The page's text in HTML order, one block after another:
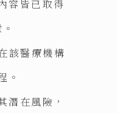
容皆已取得
該醫療機構
。
潛在風險，